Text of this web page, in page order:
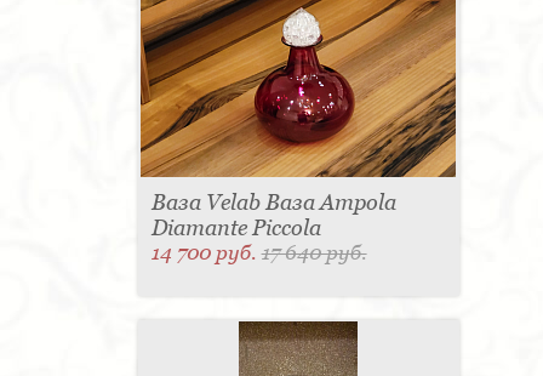
Мыльница - 1Подставка под зонт - 1
Спальня - 1
Ваза Velab Ваза Ampola
Diamante Piccola
14 700 руб.17 640 руб.